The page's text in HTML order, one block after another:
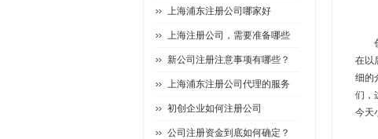
在以
细的
们，
今天
上海浦东注册公司哪家好
上海注册公司，需要准备哪些
新公司注册注意事项有哪些？
上海浦东注册公司代理的服务
初创企业如何注册公司
公司注册资金到底如何确定？